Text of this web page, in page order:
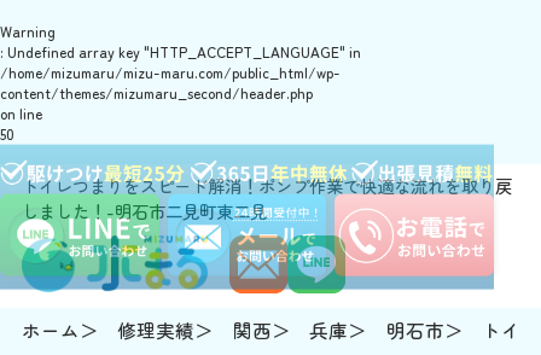
Warning
: Undefined array key "HTTP_ACCEPT_LANGUAGE" in
/home/mizumaru/mizu-maru.com/public_html/wp-
content/themes/mizumaru_second/header.php
on line
50
トイレつまりをスピード解消！ポンプ作業で快適な流れを取り戻
しました！-明石市二見町東二見
ホーム 修理実績 関西 兵庫 明石市 トイ